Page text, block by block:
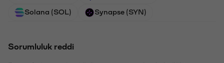
Solana (SOL) Synapse (SYN)
Sorumluluk reddi